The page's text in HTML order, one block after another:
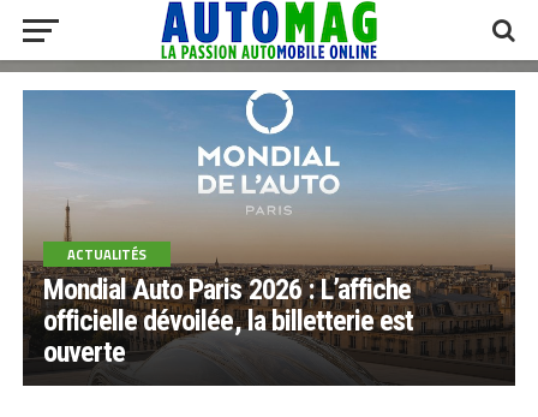
ACTUALITÉS
Mondial Auto Paris 2026 : L’affiche
officielle dévoilée, la billetterie est
ouverte